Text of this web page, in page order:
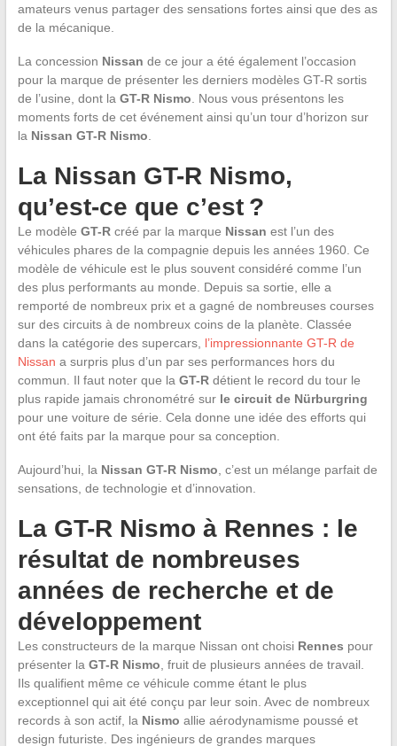
amateurs venus partager des sensations fortes ainsi que des as
de la mécanique.
La concession Nissan de ce jour a été également l’occasion
pour la marque de présenter les derniers modèles GT-R sortis
de l’usine, dont la GT-R Nismo . Nous vous présentons les
moments forts de cet événement ainsi qu’un tour d’horizon sur
la Nissan GT-R Nismo
La Nissan GT-R Nismo,
qu’est-ce que c’est ?
Le modèle GT-Rcréé par la marque Nissan est l’un des
véhicules phares de la compagnie depuis les années 1960. Ce
modèle de véhicule est le plus souvent considéré comme l’un
des plus performants au monde. Depuis sa sortie, elle a
remporté de nombreux prix et a gagné de nombreuses courses
sur des circuits à de nombreux coins de la planète. Classée
dans la catégorie des supercars, l’impressionnante GT-R de
Nissan a surpris plus d’un par ses performances hors du
commun. Il faut noter que la GT-Rdétient le record du tour le
plus rapide jamais chronométré sur le circuit de Nürburgring
pour une voiture de série. Cela donne une idée des efforts qui
ont été faits par la marque pour sa conception.
Aujourd’hui, la Nissan GT-R Nismo , c’est un mélange parfait de
sensations, de technologie et d’innovation.
La GT-R Nismo à Rennes : le
résultat de nombreuses
années de recherche et de
développement
Les constructeurs de la marque Nissan ont choisi Rennes pour
présenter la GT-R Nismo , fruit de plusieurs années de travail.
Ils qualifient même ce véhicule comme étant le plus
exceptionnel qui ait été conçu par leur soin. Avec de nombreux
records à son actif, la Nismo allie aérodynamisme poussé et
design futuriste. Des ingénieurs de grandes marques